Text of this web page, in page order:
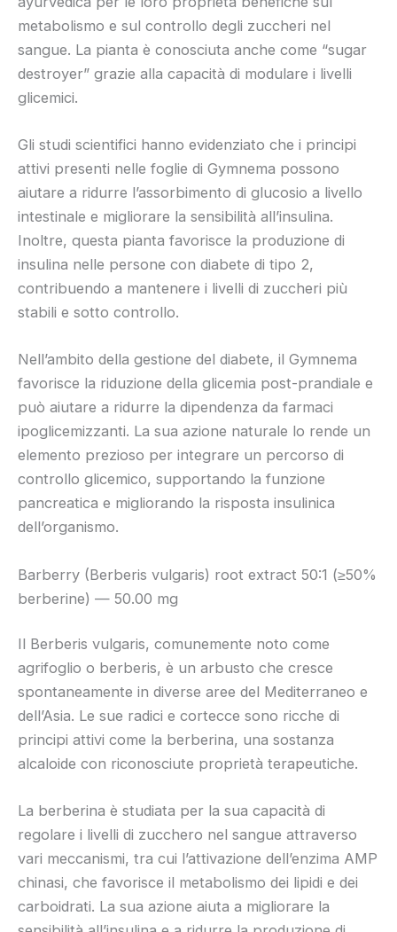
metabolismo e sul controllo degli zuccheri nel
sangue. La pianta è conosciuta anche come “sugar
destroyer” grazie alla capacità di modulare i livelli
glicemici.
Gli studi scientifici hanno evidenziato che i principi
attivi presenti nelle foglie di Gymnema possono
aiutare a ridurre l’assorbimento di glucosio a livello
intestinale e migliorare la sensibilità all’insulina.
Inoltre, questa pianta favorisce la produzione di
insulina nelle persone con diabete di tipo 2,
contribuendo a mantenere i livelli di zuccheri più
stabili e sotto controllo.
Nell’ambito della gestione del diabete, il Gymnema
favorisce la riduzione della glicemia post-prandiale e
può aiutare a ridurre la dipendenza da farmaci
ipoglicemizzanti. La sua azione naturale lo rende un
elemento prezioso per integrare un percorso di
controllo glicemico, supportando la funzione
pancreatica e migliorando la risposta insulinica
dell’organismo.
Barberry (Berberis vulgaris) root extract 50:1 (≥50%
berberine) — 50.00 mg
Il Berberis vulgaris, comunemente noto come
agrifoglio o berberis, è un arbusto che cresce
spontaneamente in diverse aree del Mediterraneo e
dell’Asia. Le sue radici e cortecce sono ricche di
principi attivi come la berberina, una sostanza
alcaloide con riconosciute proprietà terapeutiche.
La berberina è studiata per la sua capacità di
regolare i livelli di zucchero nel sangue attraverso
vari meccanismi, tra cui l’attivazione dell’enzima AMP
chinasi, che favorisce il metabolismo dei lipidi e dei
carboidrati. La sua azione aiuta a migliorare la